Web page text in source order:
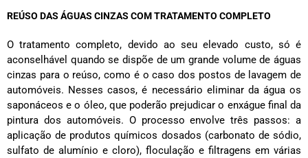
REÚSO DAS ÁGUAS CINZAS COM TRATAMENTO COMPLETO
O tratamento completo, devido ao seu elevado custo, só é
aconselhável quando se dispõe de um grande volume de águas
cinzas para o reúso, como é o caso dos postos de lavagem de
automóveis. Nesses casos, é necessário eliminar da água os
saponáceos e o óleo, que poderão prejudicar o enxágue final da
pintura dos automóveis. O processo envolve três passos: a
aplicação de produtos químicos dosados (carbonato de sódio,
sulfato de alumínio e cloro), floculação e filtragens em várias